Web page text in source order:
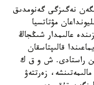
نەگىزگى گەنومدىق
مۋتاتسيا
عالىمدار شىڭجاڭ
قالىپتاسقان
راستادى. ش و ق ك
زەرتتەۋ